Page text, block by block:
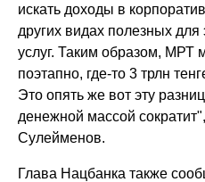
искать доходы в
других видах полезных для
услуг. Таким образом, МРТ
поэтапно, где-то 3 трлн
Это опять же вот эту
денежной массой
Сулейменов.
Глава Нацбанка также